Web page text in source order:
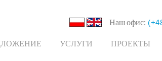
Наш офис:
УСЛУГИ ПРОЕКТЫ